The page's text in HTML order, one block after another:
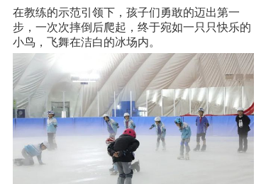
在教练的示范引领下，孩子们勇敢的迈出第一
步，一次次摔倒后爬起，终于宛如一只只快乐的
小鸟，飞舞在洁白的冰场内。